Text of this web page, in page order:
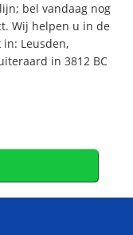
bel vandaag nog
Wij helpen u in de
in: Leusden,
in 3812 BC